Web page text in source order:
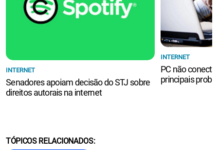
INTERNET
Senadores apoiam decisão do STJ sobre
direitos autorais na internet
INTERNET
PC não
principais
TÓPICOS RELACIONADOS: